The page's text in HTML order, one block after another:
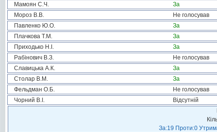
Мамоян С.Ч.
За
Мороз В.В.
Не голосував
Павленко Ю.О.
За
Плачкова Т.М.
За
Приходько Н.І.
За
Рабінович В.З.
Не голосував
Славицька А.К.
За
Столар В.М.
За
Фельдман О.Б.
Не голосував
Чорний В.І.
Відсутній
За:19 Проти:0